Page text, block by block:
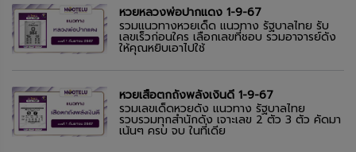
หวยหลวงพ่อปากแดง 1-9-67
รวมแนวทางหวยเด็ด แนวทาง รัฐบาลไทย รับ
เลขเร็วก่อนใคร เลือกเลขที่ชอบ รวมอาจารย์ดัง
ให้คุณหยิบเอาไปใช้
หวยเสือตกถังพลังเงินดี 1-9-67
รวมเลขเด็ดหวยดัง แนวทาง รัฐบาลไทย
รวบรวมทุกสำนักดัง เจาะเลข 2 ตัว 3 ตัว คัดมา
เน้นๆ ครบ จบ ในที่เดีย